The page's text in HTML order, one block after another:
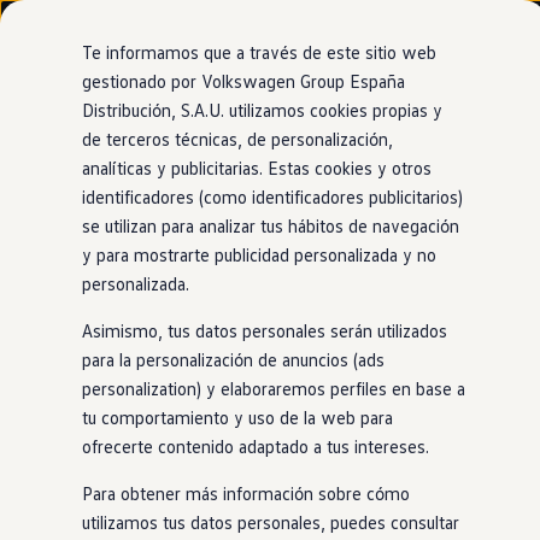
Ir
directamente
al contenido
Ir
directamente
al pie de
página
Nuevo ID. Cross
Vehículos Comerciales
Compra y ofertas
Volkswagen nuevo en stock
Volkswagen de ocasión
Financiación
My Renting
My Way
Seguros
Empresas
Autoescuelas
Eléctricos e híbridos
Más sobre híbridos
Plan Auto +
Etiquetas DGT
Simulador de autonomía, carga y ahorro
Carga y autonomía
Soluciones de carga
Tarifas de carga
Carga en casa
Modos de carga
Information
Productos de cuidado
Te informamos que a través de este sitio web
gestionado por Volkswagen Group España
Distribución, S.A.U. utilizamos cookies propias y
de terceros técnicas, de personalización,
analíticas y publicitarias. Estas cookies y otros
identificadores (como identificadores publicitarios)
se utilizan para analizar tus hábitos de navegación
y para mostrarte publicidad personalizada y no
personalizada.
Asimismo, tus datos personales serán utilizados
para la personalización de anuncios (ads
personalization) y elaboraremos perfiles en base a
tu comportamiento y uso de la web para
ofrecerte contenido adaptado a tus intereses.
Para obtener más información sobre cómo
utilizamos tus datos personales, puedes consultar